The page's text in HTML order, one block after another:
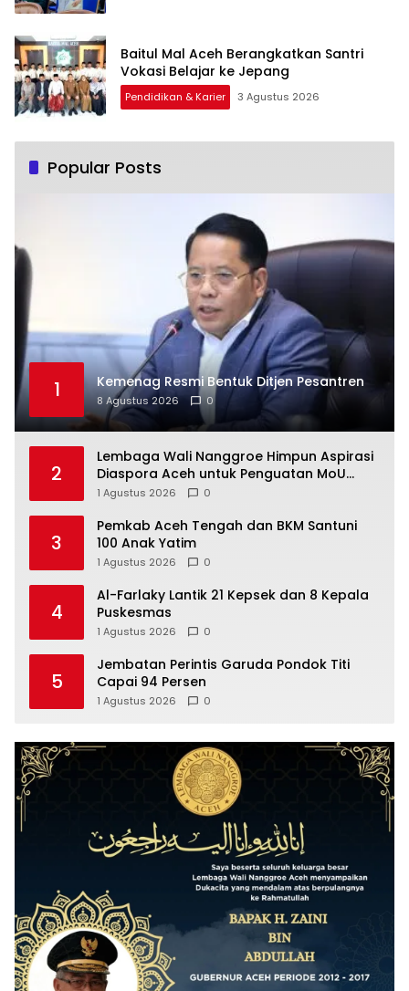
Baitul Mal Aceh Berangkatkan Santri
Vokasi Belajar ke Jepang
Pendidikan & Karier 3 Agustus 2026
Popular Posts
1 Kemenag Resmi Bentuk Ditjen Pesantren
8 Agustus 2026 0
2
Lembaga Wali Nanggroe Himpun Aspirasi
Diaspora Aceh untuk Penguatan MoU
Helsinki dan UU 11/2006, Ini Hasilnya
1 Agustus 2026 0
3
Pemkab Aceh Tengah dan BKM Santuni
100 Anak Yatim
1 Agustus 2026 0
4
Al-Farlaky Lantik 21 Kepsek dan 8 Kepala
Puskesmas
1 Agustus 2026 0
5
Jembatan Perintis Garuda Pondok Titi
Capai 94 Persen
1 Agustus 2026 0